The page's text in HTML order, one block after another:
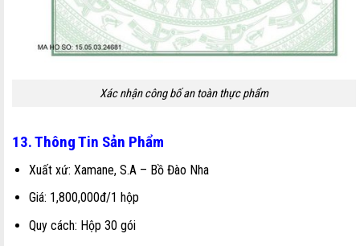
Xác nhận công bố an toàn thực phẩm
13. Thông Tin Sản Phẩm
Xuất xứ: Xamane, S.A – Bồ Đào Nha
Giá: 1,800,000đ/1 hộp
Quy cách: Hộp 30 gói